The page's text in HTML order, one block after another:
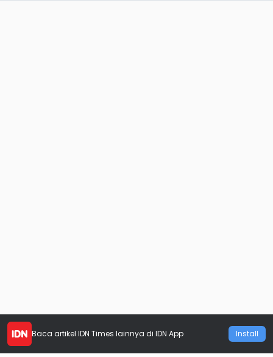
Baca artikel IDN Times lainnya di IDN App Install